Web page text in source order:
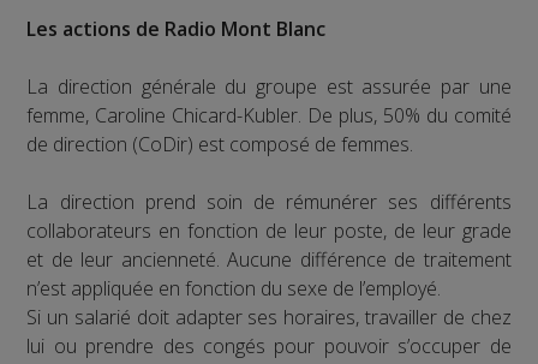
Les actions de Radio Mont Blanc
La direction générale du groupe est assurée par une
femme, Caroline Chicard-Kubler. De plus, 50% du comité
de direction (CoDir) est composé de femmes.
La direction prend soin de rémunérer ses différents
collaborateurs en fonction de leur poste, de leur grade
et de leur ancienneté. Aucune différence de traitement
n’est appliquée en fonction du sexe de l’employé.
Si un salarié doit adapter ses horaires, travailler de chez
lui ou prendre des congés pour pouvoir s’occuper de